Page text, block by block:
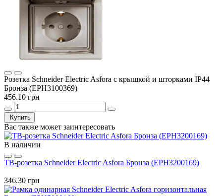
Розетка Schneider Electric Asfora с крышкой и шторками IP44
Бронза (EPH3100369)
456.10 грн
Купить
Вас также может заинтересовать
В наличии
ТВ-розетка Schneider Electric Asfora Бронза (EPH3200169)
346.30 грн